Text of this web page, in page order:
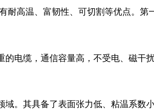
耐高温、富韧性、可切割等优点。第
电缆，通信容量高，不受电、磁干
。其具备了表面张力低、粘温系数